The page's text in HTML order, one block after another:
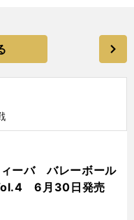
ィーバ バレーボール
6月30日発売